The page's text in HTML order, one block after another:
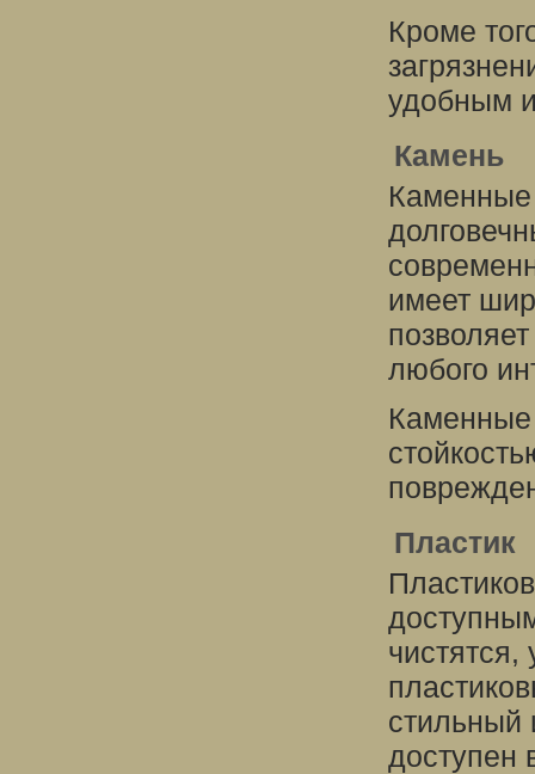
Кроме
удобным
Камень
имеет
любого
Пластик
чистятся,
стильный
доступен